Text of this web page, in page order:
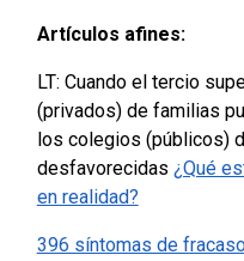
Artículos afines:
LT: Cuando el tercio
(privados) de familias
los colegios (públicos)
desfavorecidas ¿Qué
en realidad?
396 síntomas de